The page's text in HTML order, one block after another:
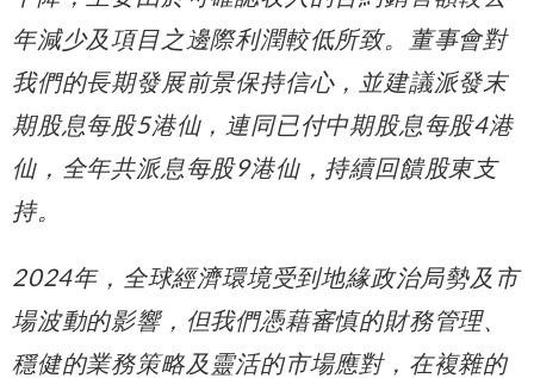
年減少及項目之邊際利潤較低所致。董事會對
我們的長期發展前景保持信心，並建議派發末
期股息每股5港仙，連同已付中期股息每股4港
仙，全年共派息每股9港仙，持續回饋股東支
持。
2024年，全球經濟環境受到地緣政治局勢及市
場波動的影響，但我們憑藉審慎的財務管理、
穩健的業務策略及靈活的市場應對，在複雜的